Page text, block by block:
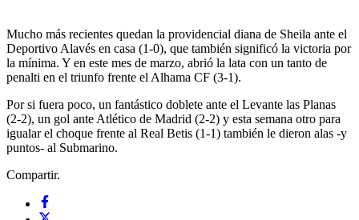
Mucho más recientes quedan la providencial diana de Sheila ante el
Deportivo Alavés en casa (1-0), que también significó la victoria por
la mínima. Y en este mes de marzo, abrió la lata con un tanto de
penalti en el triunfo frente el Alhama CF (3-1).
Por si fuera poco, un fantástico doblete ante el Levante las Planas
(2-2), un gol ante Atlético de Madrid (2-2) y esta semana otro para
igualar el choque frente al Real Betis (1-1) también le dieron alas -y
puntos- al Submarino.
Compartir.